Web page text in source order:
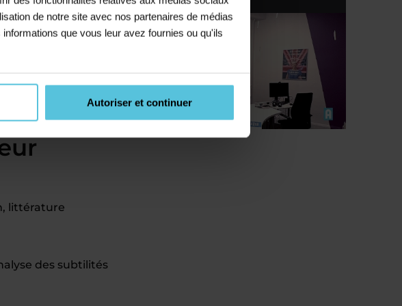
de notre site avec nos partenaires de médias
que vous leur avez fournies ou qu'ils
Autoriser et continuer
vous souhaitez
retraite, etc.)
vos cours
ou même en
littérature
des subtilités